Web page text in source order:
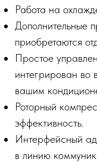
Работа на
Дополнительные
приобретаются
Простое
интегрирован во
вашим
Роторный
эффективность.
Интерфейсный
в линию